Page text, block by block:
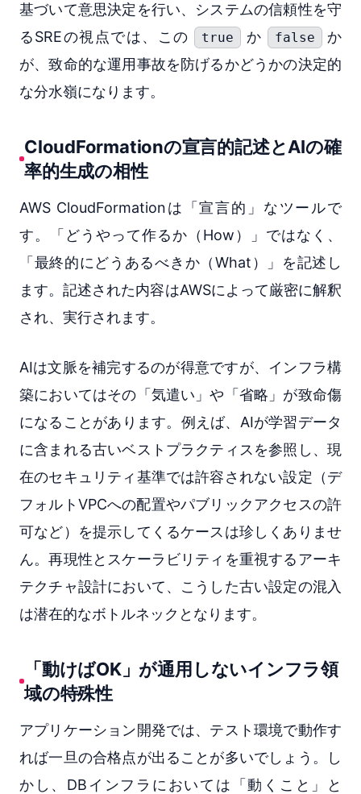
基づいて意思決定を行い、システムの信頼性を守
るSREの視点では、この
true か false
か
が、致命的な運用事故を防げるかどうかの決定的
な分水嶺になります。
CloudFormationの宣言的記述とAIの確
率的生成の相性
AWS CloudFormationは「宣言的」なツールで
す。「どうやって作るか（How）」ではなく、
「最終的にどうあるべきか（What）」を記述し
ます。記述された内容はAWSによって厳密に解釈
され、実行されます。
AIは文脈を補完するのが得意ですが、インフラ構
築においてはその「気遣い」や「省略」が致命傷
になることがあります。例えば、AIが学習データ
に含まれる古いベストプラクティスを参照し、現
在のセキュリティ基準では許容されない設定（デ
フォルトVPCへの配置やパブリックアクセスの許
可など）を提示してくるケースは珍しくありませ
ん。再現性とスケーラビリティを重視するアーキ
テクチャ設計において、こうした古い設定の混入
は潜在的なボトルネックとなります。
「動けばOK」が通用しないインフラ領
域の特殊性
アプリケーション開発では、テスト環境で動作す
れば一旦の合格点が出ることが多いでしょう。し
かし、DBインフラにおいては「動くこと」と